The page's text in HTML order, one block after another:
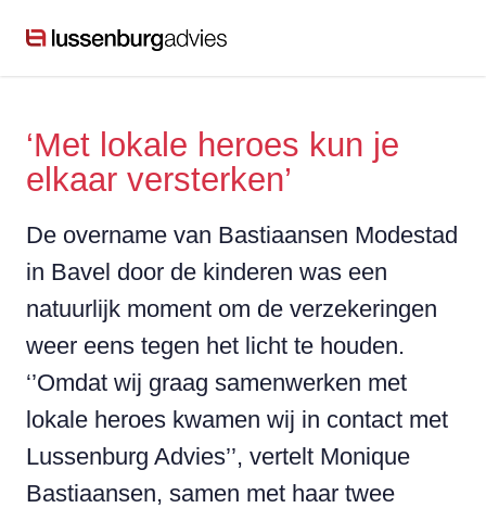
‘Met lokale heroes kun je
elkaar versterken’
De overname van Bastiaansen Modestad
in Bavel door de kinderen was een
natuurlijk moment om de verzekeringen
weer eens tegen het licht te houden.
‘’Omdat wij graag samenwerken met
lokale heroes kwamen wij in contact met
Lussenburg Advies’’, vertelt Monique
Bastiaansen, samen met haar twee